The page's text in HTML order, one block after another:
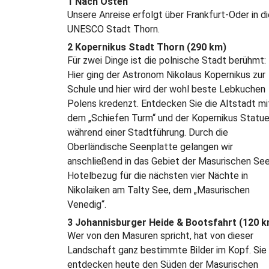
Unsere Anreise erfolgt über Frankfurt-Oder in
UNESCO Stadt Thorn.
2 Kopernikus Stadt Thorn (290 km)
Für zwei Dinge ist die polnische Stadt berühmt:
Hier ging der Astronom Nikolaus Kopernikus zur
Schule und hier wird der wohl beste Lebkuchen
Polens kredenzt. Entdecken Sie die Altstadt
dem „Schiefen Turm“ und der Kopernikus Statue
während einer Stadtführung. Durch die
Oberländische Seenplatte gelangen wir
anschließend in das Gebiet der Masurischen
Hotelbezug für die nächsten vier Nächte in
Nikolaiken am Talty See, dem „Masurischen
Venedig“.
3 Johannisburger Heide & Bootsfahrt (120
Wer von den Masuren spricht, hat von dieser
Landschaft ganz bestimmte Bilder im Kopf. Sie
entdecken heute den Süden der Masurischen